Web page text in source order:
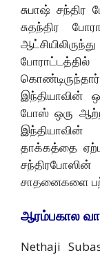
சுபாஷ் சந்திர
சுதந்திர
இந்தியாவின்
போஸ் ஒரு
தாக்கத்தை
சாதனைகளை
ஆரம்பகால
Nethaji